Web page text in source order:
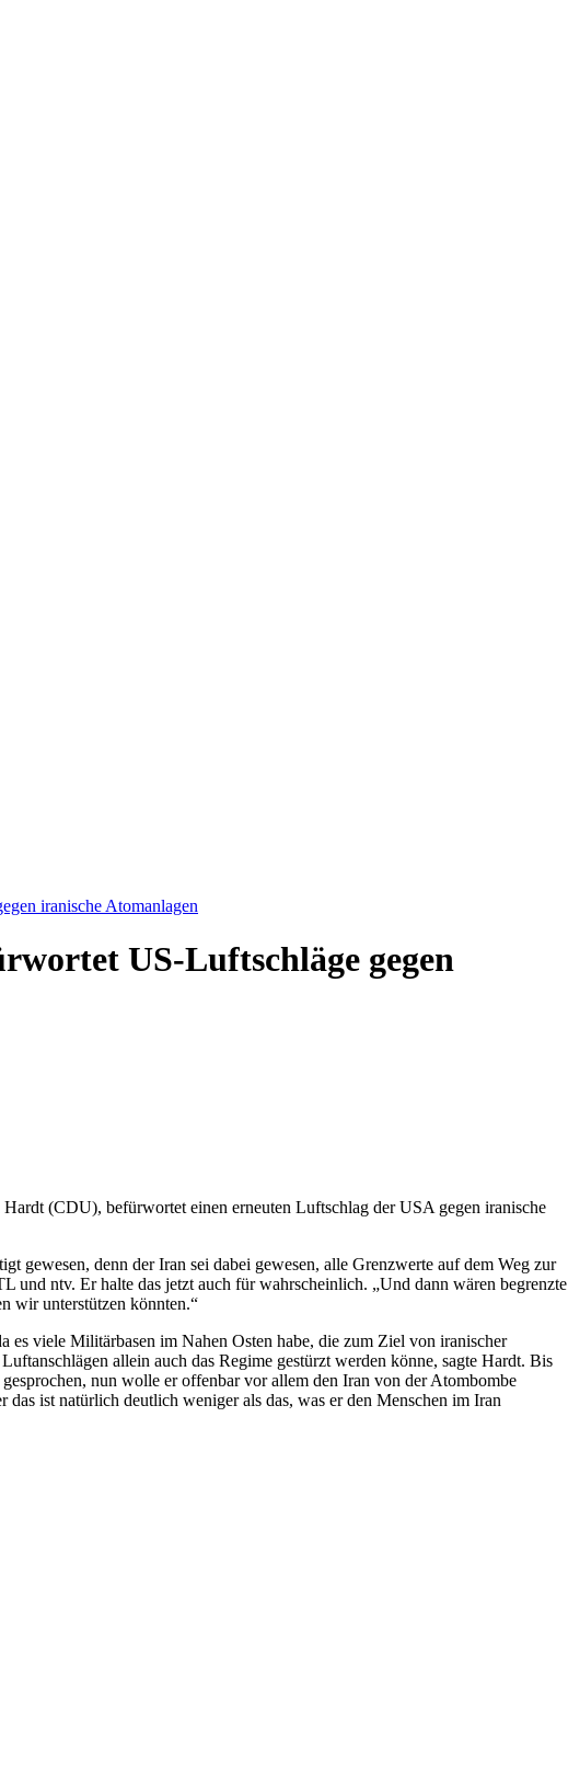
iranische Atomanlagen
US-Luftschläge gegen
(CDU), befürwortet einen erneuten Luftschlag der USA gegen iranische
gewesen, denn der Iran sei dabei gewesen, alle Grenzwerte auf dem Weg zur
und ntv. Er halte das jetzt auch für wahrscheinlich. „Und dann wären begrenzte
wir unterstützen könnten.“
viele Militärbasen im Nahen Osten habe, die zum Ziel von iranischer
allein auch das Regime gestürzt werden könne, sagte Hardt. Bis
nun wolle er offenbar vor allem den Iran von der Atombombe
das ist natürlich deutlich weniger als das, was er den Menschen im Iran